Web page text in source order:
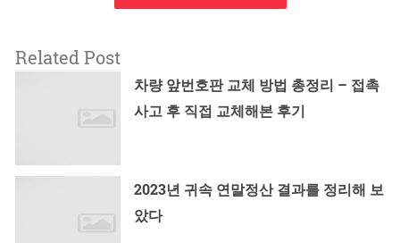
Related Post
차량 앞번호판 교체 방법 총정리 – 접촉
사고 후 직접 교체해본 후기
2023년 귀속 연말정산 결과를 정리해 보
았다